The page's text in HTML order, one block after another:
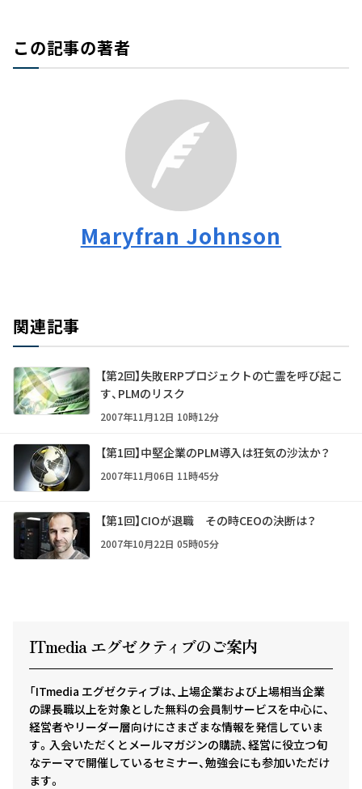
この記事の著者
Maryfran Johnson
関連記事
【第2回】失敗ERPプロジェクトの亡霊を呼び起こ
す、PLMのリスク
2007年11月12日 10時12分
【第1回】中堅企業のPLM導入は狂気の沙汰か？
2007年11月06日 11時45分
【第1回】CIOが退職 その時CEOの決断は？
2007年10月22日 05時05分
ITmedia エグゼクティ ブのご案内
「ITmedia エグゼクティブは、上場企業および上場相当企業
の課長職以上を対象とした無料の会員制サービスを中心に、
経営者やリーダー層向けにさまざまな情報を発信していま
す。入会いただくとメールマガジンの購読、経営に役立つ旬
なテーマで開催しているセミナー、勉強会にも参加いただけ
ます。